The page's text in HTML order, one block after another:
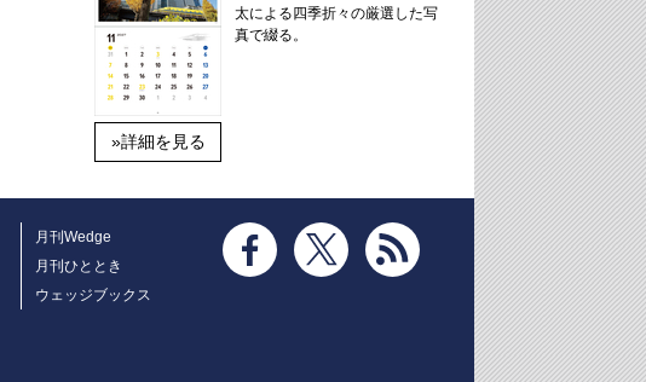
»詳細を見る
太による四季折々の厳選した写
真で綴る。
月刊Wedge
月刊ひととき
ウェッジブックス